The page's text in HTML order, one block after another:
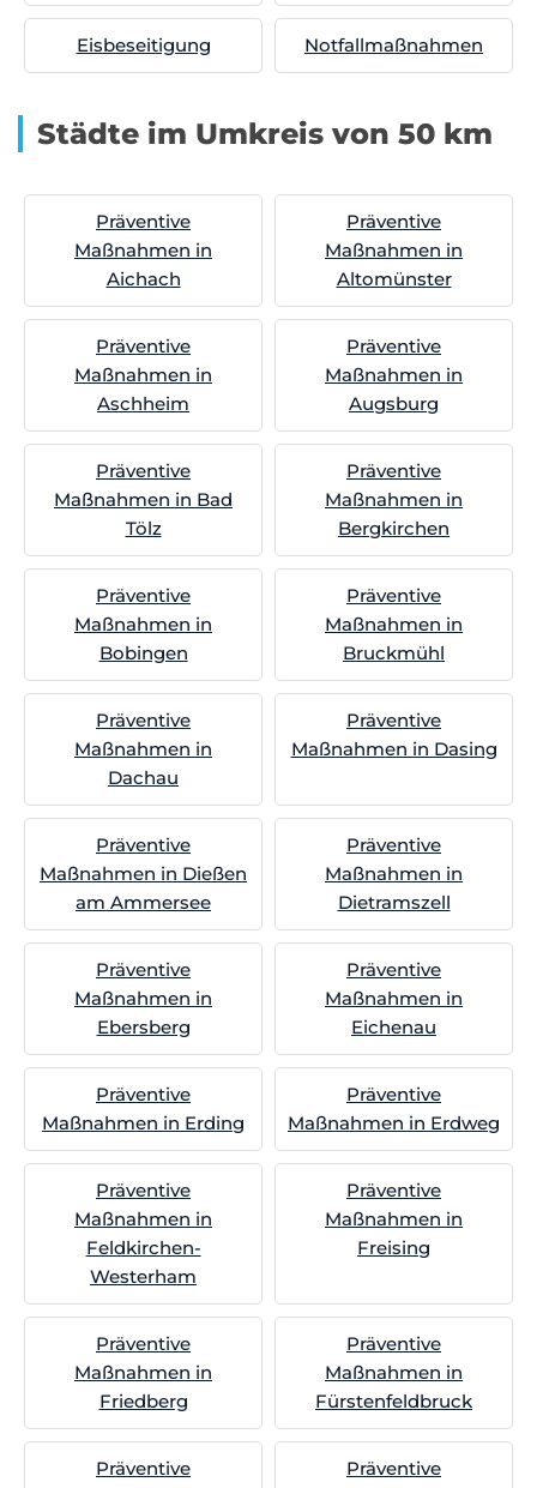
Eisbeseitigung Notfallmaßnahmen
Städte im Umkreis von 50 km
Präventive
Maßnahmen in
Aichach
Präventive
Maßnahmen in
Altomünster
Präventive
Maßnahmen in
Aschheim
Präventive
Maßnahmen in
Augsburg
Präventive
Maßnahmen in Bad
Tölz
Präventive
Maßnahmen in
Bergkirchen
Präventive
Maßnahmen in
Bobingen
Präventive
Maßnahmen in
Bruckmühl
Präventive
Maßnahmen in
Dachau
Präventive
Maßnahmen in Dasing
Präventive
Maßnahmen in Dießen
am Ammersee
Präventive
Maßnahmen in
Dietramszell
Präventive
Maßnahmen in
Ebersberg
Präventive
Maßnahmen in
Eichenau
Präventive
Maßnahmen in Erding
Präventive
Maßnahmen in Erdweg
Präventive
Maßnahmen in
Feldkirchen-
Westerham
Präventive
Maßnahmen in
Freising
Präventive
Maßnahmen in
Friedberg
Präventive
Maßnahmen in
Fürstenfeldbruck
Präventive
Präventive